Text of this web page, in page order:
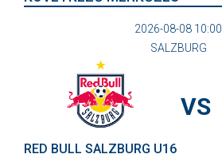
2026-08-08 10:00
SALZBURG
RED BULL SALZBURG U16
VS